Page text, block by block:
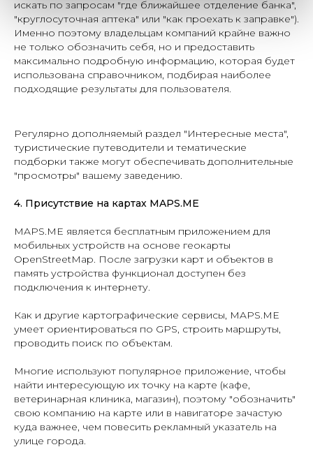
искать по запросам "где ближайшее отделение банка",
"круглосуточная аптека" или "как проехать к заправке").
Именно поэтому владельцам компаний крайне важно
не только обозначить себя, но и предоставить
максимально подробную информацию, которая будет
использована справочником, подбирая наиболее
подходящие результаты для пользователя.
Регулярно дополняемый раздел "Интересные места",
туристические путеводители и тематические
подборки также могут обеспечивать дополнительные
"просмотры" вашему заведению.
4. Присутствие на картах MAPS.ME
MAPS.ME является бесплатным приложением для
мобильных устройств на основе геокарты
OpenStreetMap. После загрузки карт и объектов в
память устройства функционал доступен без
подключения к интернету.
Как и другие картографические сервисы, MAPS.ME
умеет ориентироваться по GPS, строить маршруты,
проводить поиск по объектам.
Многие используют популярное приложение, чтобы
найти интересующую их точку на карте (кафе,
ветеринарная клиника, магазин), поэтому "обозначить"
свою компанию на карте или в навигаторе зачастую
куда важнее, чем повесить рекламный указатель на
улице города.